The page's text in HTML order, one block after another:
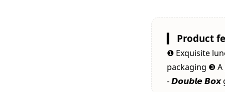
▎ Product
❶ Exquisite
packaging ❸
- 𝘿𝙤𝙪𝙗𝙡𝙚 𝘽𝙤𝙭